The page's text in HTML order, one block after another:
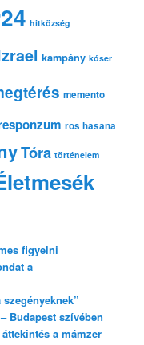
hitközség
kampány kóser
memento
ros hasana
Tóra történelem
figyelni
a
Budapest szívében
a mámzer